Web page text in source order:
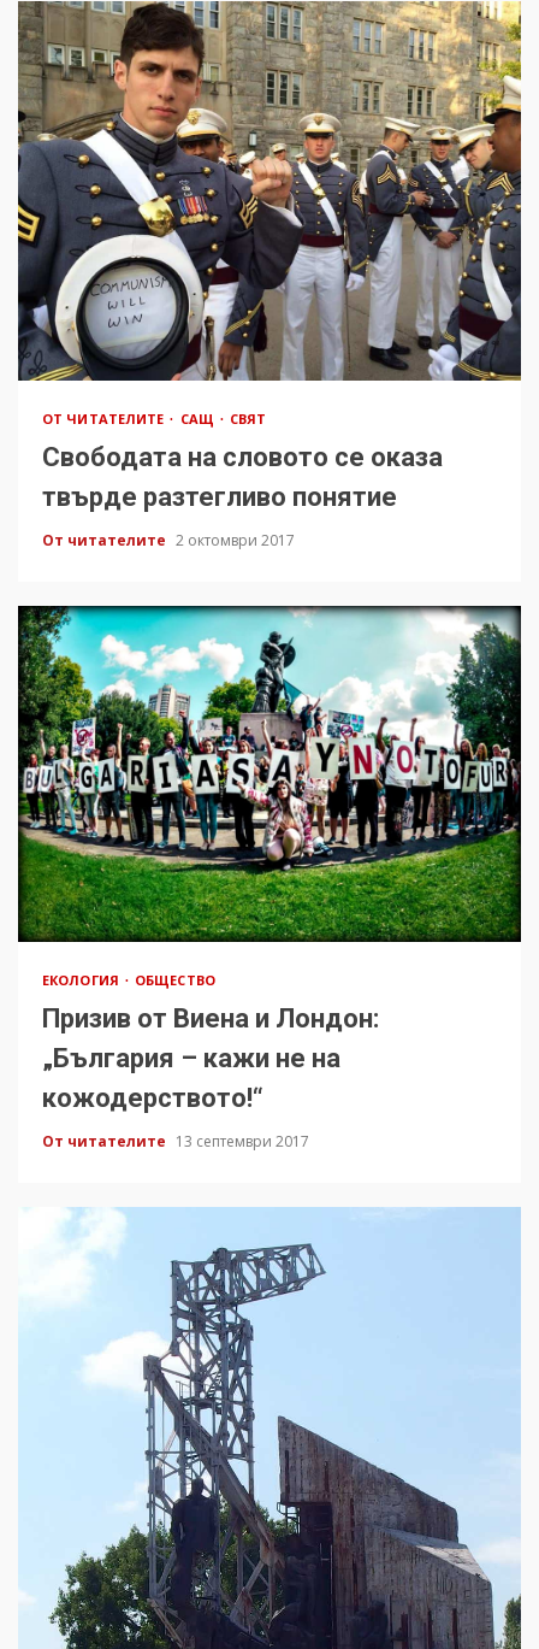
ОТ ЧИТАТЕЛИТЕ САЩ СВЯТ
Свободата на словото се оказа
твърде разтегливо понятие
От читателите 2 октомври 2017
ЕКОЛОГИЯ ОБЩЕСТВО
Призив от Виена и Лондон:
„България – кажи не на
кожодерството!“
От читателите 13 септември 2017